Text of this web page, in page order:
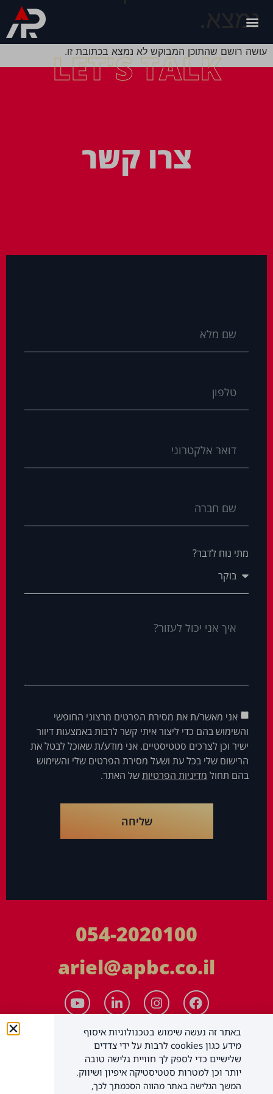
נמצא.
עושה רושם שהתוכן המבוקש לא נמצא בכתובת זו.
LET'S TALK
צרו קשר
מתי נוח לדבר?
אני מאשר/ת את מסירת הפרטים מרצוני החופשי
והשימוש בהם כדי ליצור איתי קשר לרבות באמצעות דיוור
ישיר וכן לצרכים סטטיסטיים. אני מודע/ת שאוכל לבטל את
הרישום שלי בכל עת ושעל מסירת הפרטים שלי והשימוש
בהם תחול מדיניות הפרטיותשל האתר.
שליחה
054-2020100
ariel@apbc.co.il
באתר זה נעשה שימוש בטכנולוגיות איסוף
מידע כגון cookies לרבות על ידי צדדים
שלישיים כדי לספק לך חוויית גלישה טובה
יותר וכן למטרות סטטיסטיקה איפיון ושיווק.
המשך הגלישה באתר מהווה הסכמתך לכך,